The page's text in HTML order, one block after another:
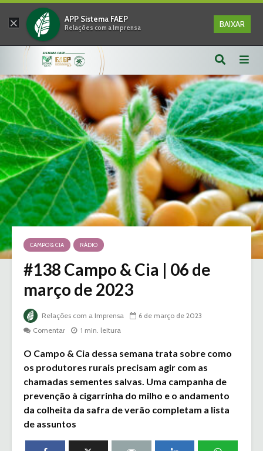
× APP Sistema FAEP
Relações com a Imprensa BAIXAR
CAMPO & CIA RÁDIO
#138 Campo & Cia | 06 de
março de 2023
Relações com a Imprensa
6 de março de 2023
Comentar
1 min. leitura
O Campo & Cia dessa semana trata sobre como
os produtores rurais precisam agir com as
chamadas sementes salvas. Uma campanha de
prevenção à cigarrinha do milho e o andamento
da colheita da safra de verão completam a lista
de assuntos